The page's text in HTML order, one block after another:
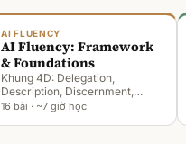
AI FLUENCY
AI Fluency: Framework
& Foundations
Khung 4D: Delegation,
Description, Discernment,
Diligence
16 bài · ~7 giờ học